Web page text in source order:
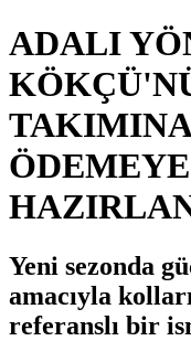
ADALI
ÖDEMEYE
Yeni sezonda
amacıyla
referanslı bir